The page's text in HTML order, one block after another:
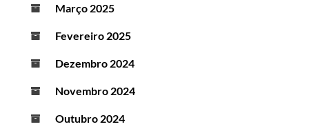
Março 2025
Fevereiro 2025
Dezembro 2024
Novembro 2024
Outubro 2024